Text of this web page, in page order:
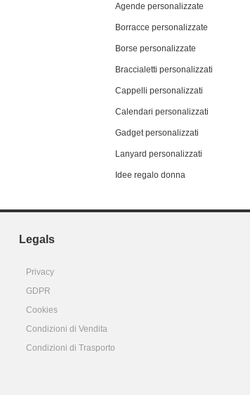
Agende personalizzate
Borracce personalizzate
Borse personalizzate
Braccialetti personalizzati
Cappelli personalizzati
Calendari personalizzati
Gadget personalizzati
Lanyard personalizzati
Idee regalo donna
Legals
Privacy
GDPR
Cookies
Condizioni di Vendita
Condizioni di Trasporto